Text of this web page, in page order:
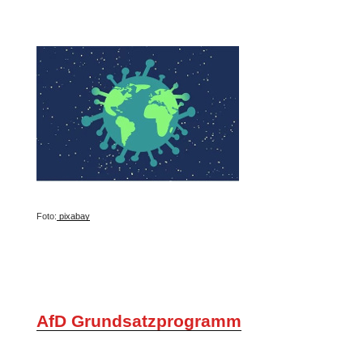
Foto: pixabay
AfD Grundsatzprogramm